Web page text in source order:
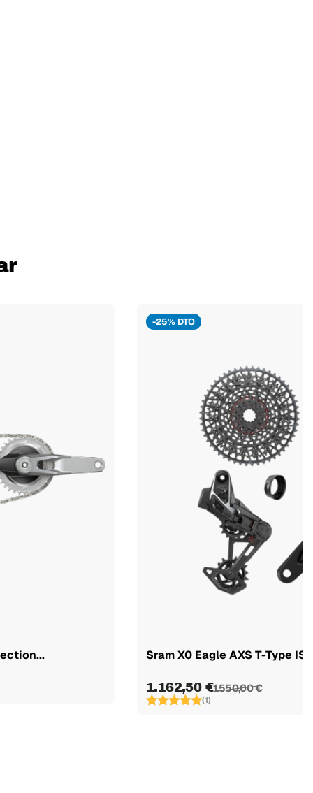
-25% DTO
Sram X0 Eagle AXS T-Type
1.162,50 €1.550,00 €
(1)